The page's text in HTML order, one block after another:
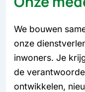
We bouwen
onze
inwoners. Je
de
ontwikkelen,